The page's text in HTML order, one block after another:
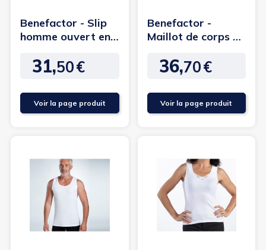
Benefactor - Slip
homme ouvert en
Prix
31,50€
Voir la page produit
Benefactor -
Maillot de corps en
coutures
Prix
36,70€
Voir la page produit